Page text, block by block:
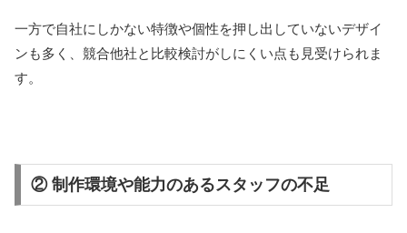
一方で自社にしかない特徴や個性を押し出していないデザイ
ンも多く、競合他社と比較検討がしにくい点も見受けられま
す。
② 制作環境や能力のあるスタッフの不足